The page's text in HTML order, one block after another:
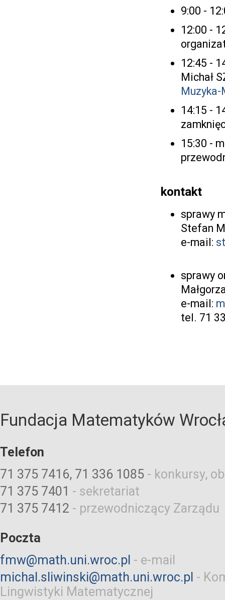
9:00 -
12:00 -
12:45 -
Michał
14:15 -
15:30 -
kontakt
sprawy
Stefan
e-mail:
sprawy
e-mail:
tel. 71
Fundacja Matematyków
Telefon
71 375 7416, 71 336 1085 - konkursy,
71 375 7401 - sekretariat
71 375 7412 - przewodniczący Zarządu
Poczta
fmw@math.uni.wroc.pl - e-mail
michal.sliwinski@math.uni.wroc.pl -
Lingwistyki Matematycznej